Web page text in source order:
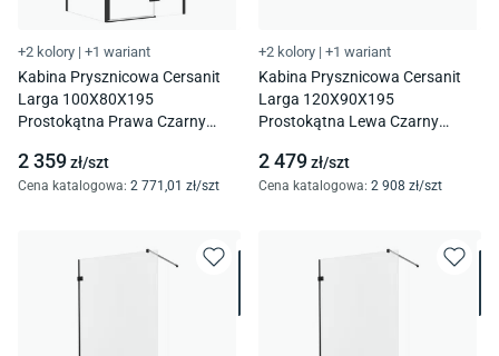
+2 kolory | +1 wariant
Kabina Prysznicowa Cersanit
Larga 100X80X195
Prostokątna Prawa Czarny
2 359zł/szt
Cena katalogowa: 2 771 ,01 zł/szt
+2 kolory | +1 wariant
Kabina Prysznicowa Cersanit
Larga 120X90X195
Prostokątna Lewa Czarny
2 479zł/szt
Cena katalogowa: 2 908 zł/szt